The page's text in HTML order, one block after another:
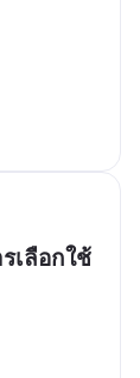
เลือกใช้